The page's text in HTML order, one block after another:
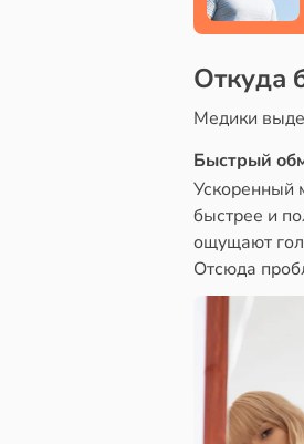
Откуда
Медики
Быстрый
Ускоренный
быстрее и
ощущают
Отсюда